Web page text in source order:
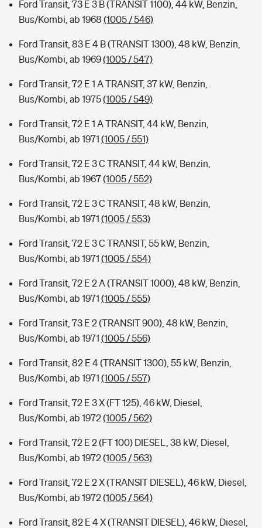
Ford Transit, 73 E 3 B (TRANSIT 1100), 44 kW, Benzin,
Bus/Kombi, ab 1968 (1005 / 546)
Ford Transit, 83 E 4 B (TRANSIT 1300), 48 kW, Benzin,
Bus/Kombi, ab 1969(1005 / 547)
Ford Transit, 72 E 1 A TRANSIT, 37 kW, Benzin,
Bus/Kombi, ab 1975(1005 / 549)
Ford Transit, 72 E 1 A TRANSIT, 44 kW, Benzin,
Bus/Kombi, ab 1971 (1005 / 551)
Ford Transit, 72 E 3 C TRANSIT, 44 kW, Benzin,
Bus/Kombi, ab 1967(1005 / 552)
Ford Transit, 72 E 3 C TRANSIT, 48 kW, Benzin,
Bus/Kombi, ab 1971 (1005 / 553)
Ford Transit, 72 E 3 C TRANSIT, 55 kW, Benzin,
Bus/Kombi, ab 1971 (1005 / 554)
Ford Transit, 72 E 2 A (TRANSIT 1000), 48 kW, Benzin,
Bus/Kombi, ab 1971 (1005 / 555)
Ford Transit, 73 E 2 (TRANSIT 900), 48 kW, Benzin,
Bus/Kombi, ab 1971 (1005 / 556)
Ford Transit, 82 E 4 (TRANSIT 1300), 55 kW, Benzin,
Bus/Kombi, ab 1971 (1005 / 557)
Ford Transit, 72 E 3 X (FT 125), 46 kW, Diesel,
Bus/Kombi, ab 1972(1005 / 562)
Ford Transit, 72 E 2 (FT 100) DIESEL, 38 kW, Diesel,
Bus/Kombi, ab 1972(1005 / 563)
Ford Transit, 72 E 2 X (TRANSIT DIESEL), 46 kW, Diesel,
Bus/Kombi, ab 1972(1005 / 564)
Ford Transit, 82 E 4 X (TRANSIT DIESEL), 46 kW, Diesel,